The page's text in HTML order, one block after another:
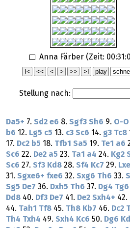
Anna Färber (Zeit:
Stellung nach:
Da5+ 7. Sd2 e6 8. Sgf3 Sh6 9. O-O
b6 12. Lg5 c5 13. c3 Sc6 14. g3 Tc8
17. Dc2 b5 18. Tfb1 Sa5 19. Te1 a6
Sc6 22. De2 a5 23. Ta1 a4 24. Kg2
Sc6 27. Sf3 Kd8 28. Sf4 Kc7 29.
31. Sgxe6+ fxe6 32. Sxg6 Th6 33.
Sg5 De7 36. Dxh5 Th6 37. Dg4 Tg6
Dd8 40. Df3 De7 41. De2 Sxh4+ 42.
44. Tah1 Tf8 45. Th8 Kb7 46. Dc2
Th4 Txh4 49. Sxh4 Kc6 50. Dg6